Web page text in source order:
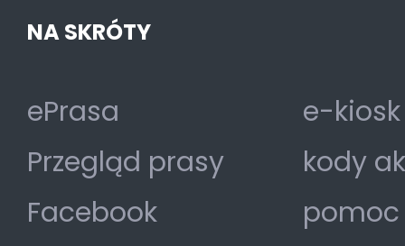
NA SKRÓTY
ePrasa
Przegląd prasy
Facebook
e-
kody
pomoc